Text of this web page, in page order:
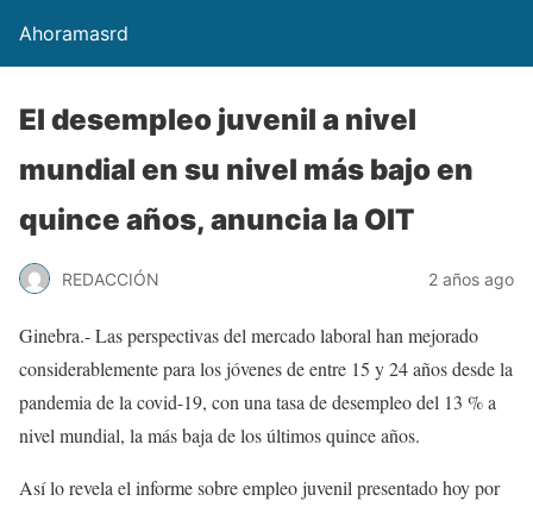
Ahoramasrd
El desempleo juvenil a nivel
mundial en su nivel más bajo en
quince años, anuncia la OIT
REDACCIÓN 2 años ago
Ginebra.- Las perspectivas del mercado laboral han mejorado
considerablemente para los jóvenes de entre 15 y 24 años desde la
pandemia de la covid-19, con una tasa de desempleo del 13 % a
nivel mundial, la más baja de los últimos quince años.
Así lo revela el informe sobre empleo juvenil presentado hoy por